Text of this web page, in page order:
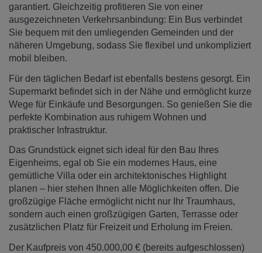
garantiert. Gleichzeitig profitieren Sie von einer
ausgezeichneten Verkehrsanbindung: Ein Bus verbindet
Sie bequem mit den umliegenden Gemeinden und der
näheren Umgebung, sodass Sie flexibel und unkompliziert
mobil bleiben.
Für den täglichen Bedarf ist ebenfalls bestens gesorgt. Ein
Supermarkt befindet sich in der Nähe und ermöglicht kurze
Wege für Einkäufe und Besorgungen. So genießen Sie die
perfekte Kombination aus ruhigem Wohnen und
praktischer Infrastruktur.
Das Grundstück eignet sich ideal für den Bau Ihres
Eigenheims, egal ob Sie ein modernes Haus, eine
gemütliche Villa oder ein architektonisches Highlight
planen – hier stehen Ihnen alle Möglichkeiten offen. Die
großzügige Fläche ermöglicht nicht nur Ihr Traumhaus,
sondern auch einen großzügigen Garten, Terrasse oder
zusätzlichen Platz für Freizeit und Erholung im Freien.
Der Kaufpreis von 450.000,00 € (bereits aufgeschlossen)